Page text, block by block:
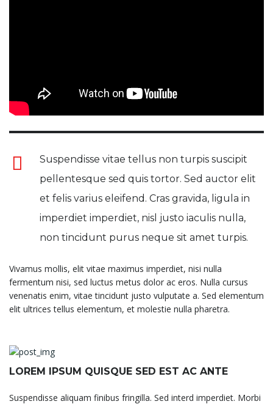
Suspendisse vitae tellus non turpis suscipit
pellentesque sed quis tortor. Sed auctor elit
et felis varius eleifend. Cras gravida, ligula in
imperdiet imperdiet, nisl justo iaculis nulla,
non tincidunt purus neque sit amet turpis.
Vivamus mollis, elit vitae maximus imperdiet, nisi nulla
fermentum nisi, sed luctus metus dolor ac eros. Nulla cursus
venenatis enim, vitae tincidunt justo vulputate a. Sed elementum
elit ultrices tellus elementum, et molestie nulla pharetra.
LOREM IPSUM QUISQUE SED EST AC ANTE
Suspendisse aliquam finibus fringilla. Sed interd imperdiet. Morbi